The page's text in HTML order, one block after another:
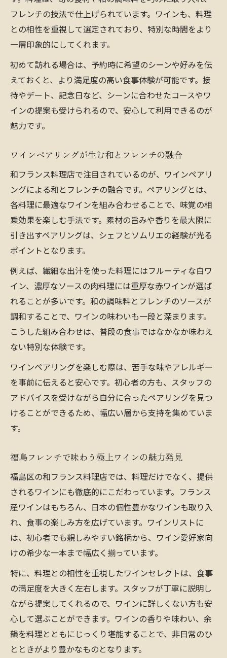
和フレンチで失敗しないワイン選びのコツ
ワイン初心者も安心のペアリングガイド
シーン別おすすめワインと料理の組み合わ
せ
福島区フレンチで楽しむ上級ワイン選び術
フレンチの技法で仕上げられています。ワインも、料理
との相性を重視して選定されており、特別な時間をより
一層印象的にしてくれます。
初めて訪れる場合は、予約時に希望のシーンや好みを伝
えておくと、より満足度の高い食事体験が可能です。接
待やデート、記念日など、シーンに合わせたコースやワ
インの提案も受けられるので、安心して利用できるのが
魅力です。
ワインペアリングが生む和とフレンチの融合
和フランス料理店で注目されているのが、ワインペアリ
ングによる和とフレンチの融合です。ペアリングとは、
各料理に最適なワインを組み合わせることで、味覚の相
乗効果を楽しむ手法です。素材の旨みや香りを最大限に
引き出すペアリングは、シェフとソムリエの経験が光る
ポイントとなります。
例えば、繊細な出汁を使った料理にはフルーティな白ワ
イン、濃厚なソースの肉料理には重厚な赤ワインが選ば
れることが多いです。和の調味料とフレンチのソースが
調和することで、ワインの味わいも一段と深まります。
こうした組み合わせは、普段の食事ではなかなか味わえ
ない特別な体験です。
ワインペアリングを楽しむ際は、苦手な味やアレルギー
を事前に伝えると安心です。初心者の方も、スタッフの
アドバイスを受けながら自分に合ったペアリングを見つ
けることができるため、幅広い層から支持を集めていま
す。
福島フレンチで味わう極上ワインの魅力発見
福島区の和フランス料理店では、料理だけでなく、提供
されるワインにも徹底的にこだわっています。フランス
産ワインはもちろん、日本の個性豊かなワインも取り入
れ、食事の楽しみ方を広げています。ワインリストに
は、初心者でも親しみやすい銘柄から、ワイン愛好家向
けの希少な一本まで幅広く揃っています。
特に、料理との相性を重視したワインセレクトは、食事
の満足度を大きく左右します。スタッフが丁寧に説明し
ながら提案してくれるので、ワインに詳しくない方も安
心して選ぶことができます。ワインの香りや味わい、余
韻を料理とともにじっくり堪能することで、非日常のひ
とときがより豊かなものとなります。